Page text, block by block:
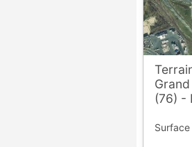
(76) -
Surface